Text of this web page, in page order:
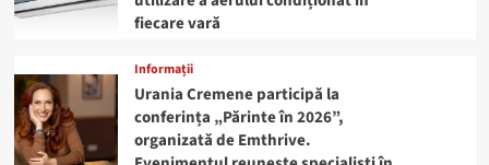
fiecare vară
Informații
Urania Cremene participă la
conferința „Părinte în 2026”,
organizată de Emthrive.